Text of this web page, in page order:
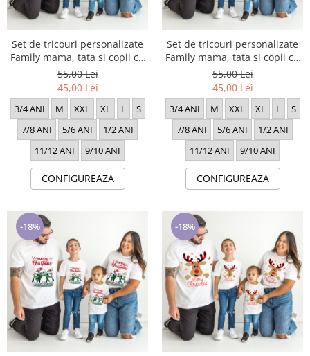
Set de tricouri personalizate
Family mama, tata si copii cu
tematica de Craciun, Merry
Chritsmas 16230
55,00 Lei
45,00 Lei
3/4 ANI M XXL XL L
S
7/8 ANI
5/6 ANI
1/2 ANI
11/12 ANI
9/10 ANI
CONFIGUREAZA
Set de tricouri personalizate
Family mama, tata si copii cu
tematica de Craciun, Merry
Chritsmas 1634
55,00 Lei
45,00 Lei
3/4 ANI M XXL XL L
S
7/8 ANI
5/6 ANI
1/2 ANI
11/12 ANI
9/10 ANI
CONFIGUREAZA
-18% -18%